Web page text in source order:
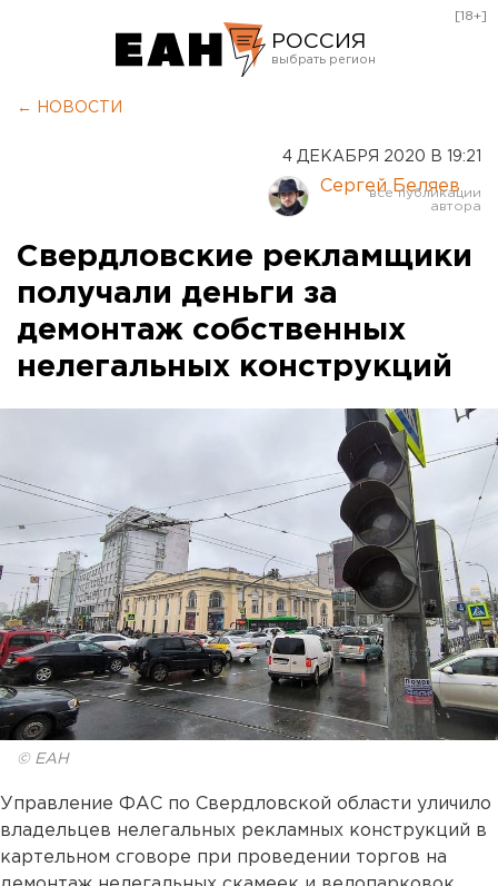
РОССИЯ
Курган
Оренбург
[18+]
← НОВОСТИ
4 ДЕКАБРЯ 2020 В 19:21
Сергей Беляев
Свердловские рекламщики
получали деньги за
демонтаж собственных
нелегальных конструкций
© ЕАН
Управление ФАС по Свердловской области уличило
владельцев нелегальных рекламных конструкций в
картельном сговоре при проведении торгов на